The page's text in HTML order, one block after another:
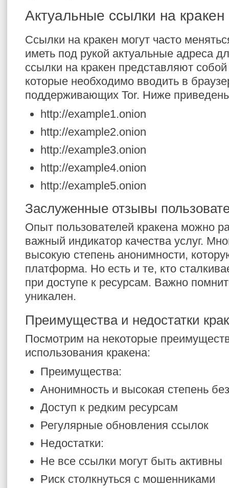
Актуальные ссылки на
Ссылки на кракен могут часто
иметь под рукой актуальные адреса
ссылки на кракен представляют
которые необходимо вводить в
поддерживающих Tor. Ниже
http://example1.onion
http://example2.onion
http://example3.onion
http://example4.onion
http://example5.onion
Заслуженные отзывы
Опыт пользователей кракена можно
важный индикатор качества услуг.
высокую степень анонимности,
платформа. Но есть и те, кто
при доступе к ресурсам. Важно
уникален.
Преимущества и недостатки
Посмотрим на некоторые
использования кракена:
Преимущества:
Анонимность и высокая степень
Доступ к редким ресурсам
Регулярные обновления ссылок
Недостатки:
Не все ссылки могут быть активны
Риск столкнуться с мошенниками